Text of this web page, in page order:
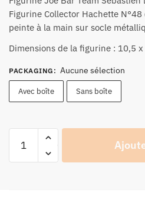
prix :
24,90 €
à
Figurine Collector Hachette N°48
peinte à la main sur socle
Dimensions de la figurine : 10,5
PACKAGING : Aucune sélection
Avec boîte Sans boîte
Figurine